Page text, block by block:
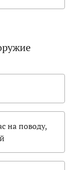
на поводу,